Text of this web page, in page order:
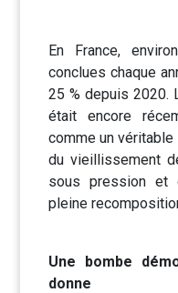
En France,
conclues chaque
25 % depuis 2020.
était encore
comme un
du vieillissement
sous pression et
pleine
Une bombe
donne